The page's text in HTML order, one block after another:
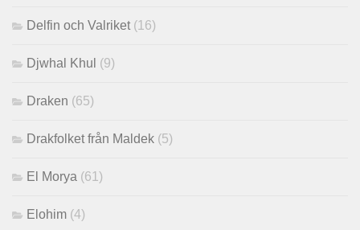
Delfin och Valriket (16)
Djwhal Khul (9)
Draken (65)
Drakfolket från Maldek (5)
El Morya (61)
Elohim (4)